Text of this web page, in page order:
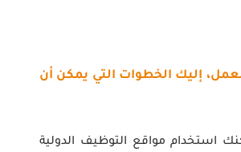
إليك الخطوات التي يمكن أن
استخدام مواقع التوظيف الدولية